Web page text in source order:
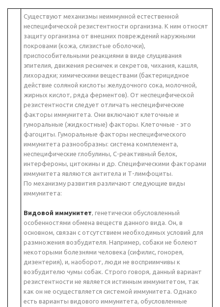
Существуют механизмы неиммунной естественной
неспецифической резистентности организма. К ним относят
защиту организма от внешних повреждений наружными
покровами (кожа, слизистые оболочки),
приспособительными реакциями в виде слущивания
эпителия, движения ресничек и секретов, чихания, кашля,
лихорадки; химическими веществами (бактерицидное
действие соляной кислоты желудочного сока, молочной,
жирных кислот, ряда ферментов). От неспецифической
резистентности следует отличать неспецифические
факторы иммунитета. Они включают клеточные и
гуморальные (жидкостные) факторы. Клеточные - это
фагоциты. Гуморальные факторы неспецифического
иммунитета разнообразны: система комплемента,
неспецифические глобулины, С-реактивный белок,
интерфероны, цитокины и др. Специфическими факторами
иммунитета являются антитела и Т-лимфоциты.
По механизму развития различают следующие виды
иммунитета:
Видовой иммунитет, генетически обусловленный
особенностями обмена веществ данного вида. Он, в
основном, связан с отсутствием необходимых условий для
размножения возбудителя. Например, собаки не болеют
некоторыми болезнями человека (сифилис, гонорея,
дизентерия), и, наоборот, люди не восприимчивы к
возбудителю чумы собак. Строго говоря, данный вариант
резистентности не является истинным иммунитетом, так
как он не осуществляется системой иммунитета. Однако
есть варианты видового иммунитета, обусловленные